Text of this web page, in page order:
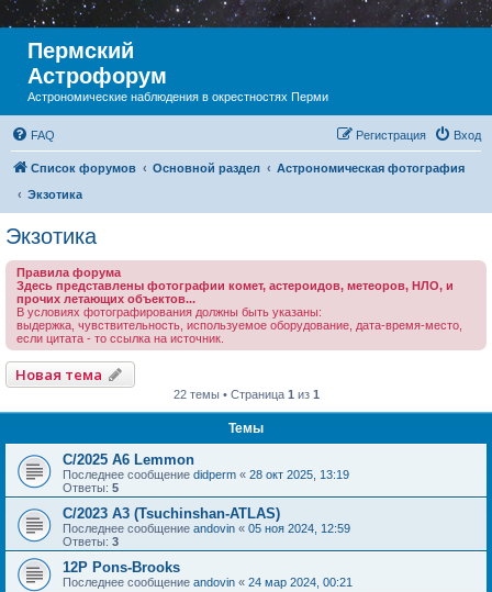
Пермский
Астрофорум
Астрономические наблюдения в окрестностях Перми
FAQ Вход
Регистрация
Список форумов Основной раздел
Астрономическая фотография
Экзотика
Экзотика
Правила форума
Здесь представлены фотографии комет, астероидов, метеоров, НЛО, и
прочих летающих объектов...
В условиях фотографирования должны быть указаны:
выдержка, чувствительность, используемое оборудование, дата-время-место,
если цитата - то ссылка на источник.
Новая тема
22 темы • Страница 1 из 1
Темы
С/2025 A6 Lemmon
Последнее сообщение didperm « 28 окт 2025, 13:19
Ответы: 5
C/2023 A3 (Tsuchinshan-ATLAS)
Последнее сообщение andovin « 05 ноя 2024, 12:59
Ответы: 3
12P Pons-Brooks
Последнее сообщение andovin « 24 мар 2024, 00:21